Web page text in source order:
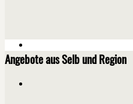
Angebote aus Selb und Region